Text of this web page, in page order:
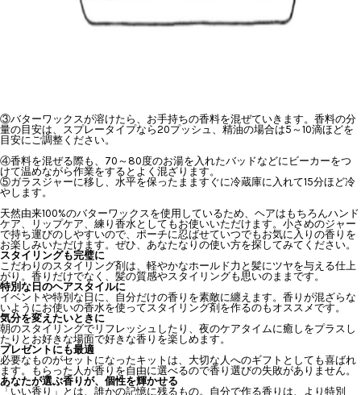
③バターワックスが溶けたら、お手持ちの香料を混ぜていきます。香料の分
量の目安は、スプレータイプなら20プッシュ、精油の場合は5～10滴ほどを
目安にご調整ください。
④香料を混ぜる際も、70～80度のお湯を入れたバッドなどにビーカーをつ
けて温めながら作業をするとよく混ざります。
⑤ガラスジャーに移し、水平を保ったまますぐに冷蔵庫に入れて15分ほど冷
やします。
天然由来100%のバターワックスを使用しているため、ヘアはもちろんハンド
ケア、リップケア、練り香水としてもお使いいただけます。小さめのジャー
で持ち運びのしやすいので、ポーチに忍ばせていつでもお気に入りの香りを
お楽しみいただけます。ぜひ、あなたなりの使い方を探してみてください。
スタイリングも完璧に
こだわりのスタイリング剤は、軽やかなホールド力と髪にツヤを与える仕上
がり。香りだけでなく、髪の質感やスタイリングも思いのままです。
特別な日のヘアスタイルに
イベントや特別な日に、自分だけの香りを素敵に纏えます。香りが混ざらな
いようにお使いの香水を使ってスタイリング剤を作るのもオススメです。
気分を変えたいときに
朝のスタイリングでリフレッシュしたり、夜のケアタイムに癒しをプラスし
たりとお好きな場面で好きな香りを楽しめます。
プレゼントにも最適
必要なものがセットになったキットは、大切な人へのギフトとしても喜ばれ
ます。もらった人が香りを自由に選べるので香り選びの失敗がありません。
あなたが選ぶ香りが、個性を輝かせる
「いい香り」とは、誰かの記憶に残るもの。自分で作る香りは、より特別